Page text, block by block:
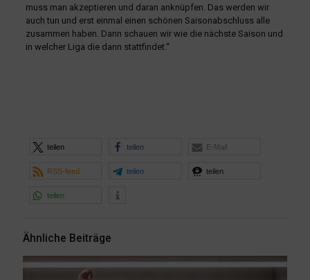
muss man akzeptieren und daran anknüpfen. Das werden wir
auch tun und erst einmal einen schönen Saisonabschluss alle
zusammen haben. Dann schauen wir wie die nächste Saison und
in welcher Liga die dann stattfindet.“
teilen teilen E-Mail
RSS-feed teilen teilen
teilen
Ähnliche Beiträge